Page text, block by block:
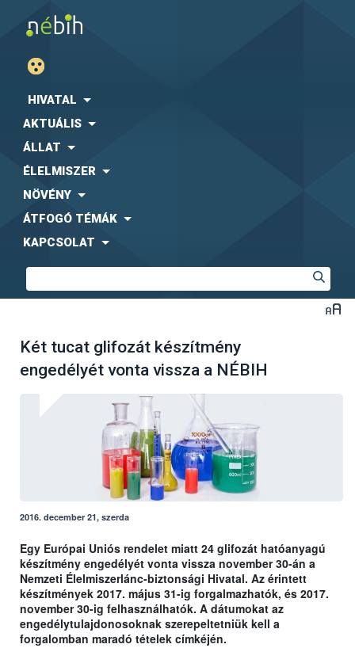
HIVATAL
AKTUÁLIS
ÁLLAT
ÉLELMISZER
NÖVÉNY
ÁTFOGÓ TÉMÁK
KAPCSOLAT
Két tucat glifozát készítmény
engedélyét vonta vissza a NÉBIH
2016. december 21, szerda
Egy Európai Uniós rendelet miatt 24 glifozát hatóanyagú
készítmény engedélyét vonta vissza november 30-án a
Nemzeti Élelmiszerlánc-biztonsági Hivatal. Az érintett
készítmények 2017. május 31-ig forgalmazhatók, és 2017.
november 30-ig felhasználhatók. A dátumokat az
engedélytulajdonosoknak szerepeltetniük kell a
forgalomban maradó tételek címkéjén.